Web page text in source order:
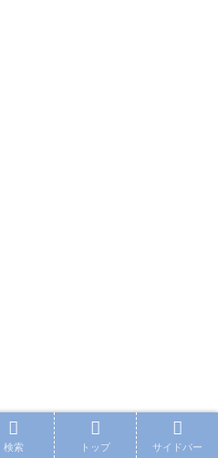
2巻の数々の激走と成長譚
央からスカウトの激震!北原
検索 トップ サイドバー